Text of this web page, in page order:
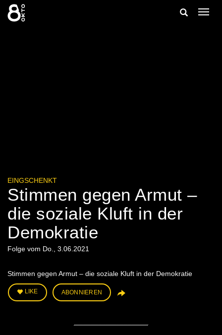
Zum
Inhalt
springen
Suche
EINGSCHENKT
Stimmen gegen Armut –
die soziale Kluft in der
Demokratie
Folge vom Do., 3.06.2021
Stimmen gegen Armut – die soziale Kluft in der Demokratie
LIKE ABONNIEREN